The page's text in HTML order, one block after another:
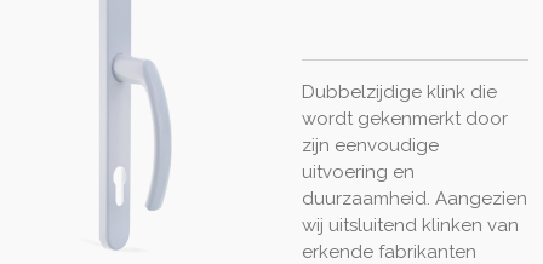
Dubbelzijdige klink die
wordt gekenmerkt door
zijn eenvoudige
uitvoering en
duurzaamheid. Aangezien
wij uitsluitend klinken van
erkende fabrikanten